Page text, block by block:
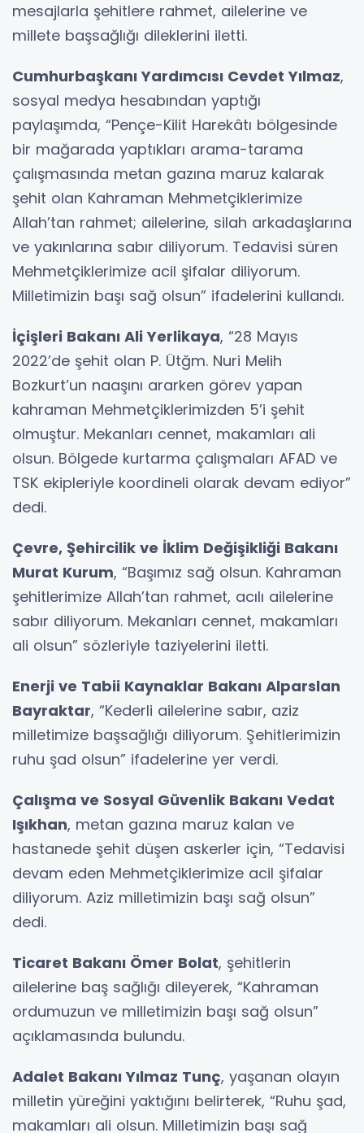
mesajlarla şehitlere rahmet, ailelerine ve
millete başsağlığı dileklerini iletti.
Cumhurbaşkanı Yardımcısı Cevdet Yılmaz,
sosyal medya hesabından yaptığı
paylaşımda, “Pençe-Kilit Harekâtı bölgesinde
bir mağarada yaptıkları arama-tarama
çalışmasında metan gazına maruz kalarak
şehit olan Kahraman Mehmetçiklerimize
Allah’tan rahmet; ailelerine, silah arkadaşlarına
ve yakınlarına sabır diliyorum. Tedavisi süren
Mehmetçiklerimize acil şifalar diliyorum.
Milletimizin başı sağ olsun” ifadelerini kullandı.
İçişleri Bakanı Ali Yerlikaya, “28 Mayıs
2022’de şehit olan P. Ütğm. Nuri Melih
Bozkurt’un naaşını ararken görev yapan
kahraman Mehmetçiklerimizden 5’i şehit
olmuştur. Mekanları cennet, makamları ali
olsun. Bölgede kurtarma çalışmaları AFAD ve
TSK ekipleriyle koordineli olarak devam ediyor”
dedi.
Çevre, Şehircilik ve İklim Değişikliği Bakanı
Murat Kurum, “Başımız sağ olsun. Kahraman
şehitlerimize Allah’tan rahmet, acılı ailelerine
sabır diliyorum. Mekanları cennet, makamları
ali olsun” sözleriyle taziyelerini iletti.
Enerji ve Tabii Kaynaklar Bakanı Alparslan
Bayraktar, “Kederli ailelerine sabır, aziz
milletimize başsağlığı diliyorum. Şehitlerimizin
ruhu şad olsun” ifadelerine yer verdi.
Çalışma ve Sosyal Güvenlik Bakanı Vedat
Işıkhan, metan gazına maruz kalan ve
hastanede şehit düşen askerler için, “Tedavisi
devam eden Mehmetçiklerimize acil şifalar
diliyorum. Aziz milletimizin başı sağ olsun”
dedi.
Ticaret Bakanı Ömer Bolat, şehitlerin
ailelerine baş sağlığı dileyerek, “Kahraman
ordumuzun ve milletimizin başı sağ olsun”
açıklamasında bulundu.
Adalet Bakanı Yılmaz Tunç, yaşanan olayın
milletin yüreğini yaktığını belirterek, “Ruhu şad,
makamları ali olsun. Milletimizin başı sağ